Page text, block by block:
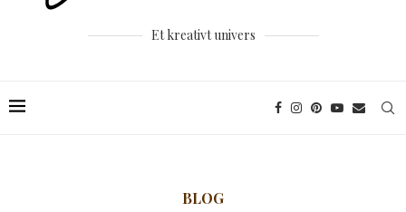
Et kreativt univers
BLOG